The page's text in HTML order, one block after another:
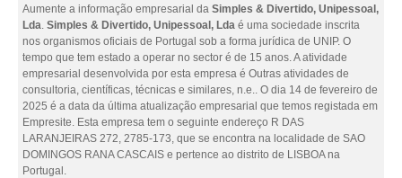
Aumente a informação empresarial da Simples & Divertido, Unipessoal,
Lda. Simples & Divertido, Unipessoal, Lda é uma sociedade inscrita
nos organismos oficiais de Portugal sob a forma jurídica de UNIP. O
tempo que tem estado a operar no sector é de 15 anos. A atividade
empresarial desenvolvida por esta empresa é Outras atividades de
consultoria, científicas, técnicas e similares, n.e.. O dia 14 de fevereiro de
2025 é a data da última atualização empresarial que temos registada em
Empresite. Esta empresa tem o seguinte endereço R DAS
LARANJEIRAS 272, 2785-173, que se encontra na localidade de SAO
DOMINGOS RANA CASCAIS e pertence ao distrito de LISBOA na
Portugal.